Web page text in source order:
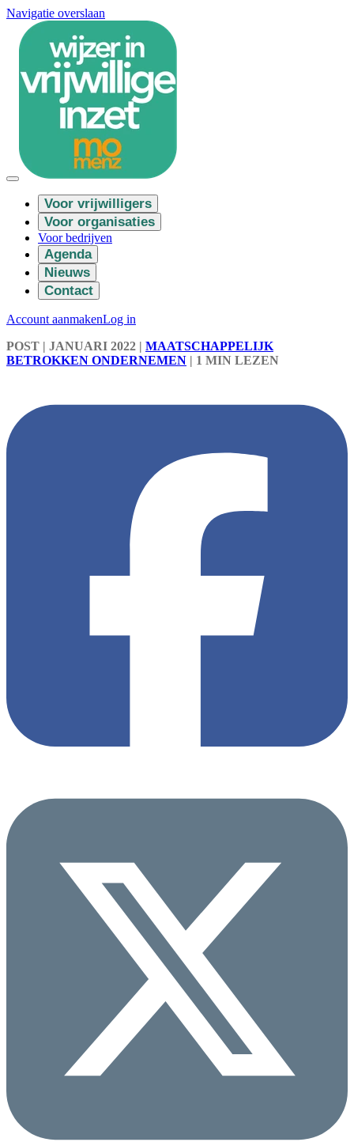
Navigatie overslaan
Voor vrijwilligers
Voor organisaties
Voor bedrijven
Agenda
Nieuws
Contact
Account aanmakenLog in
POST | JANUARI 2022 | MAATSCHAPPELIJK
BETROKKEN ONDERNEMEN | 1 MIN LEZEN